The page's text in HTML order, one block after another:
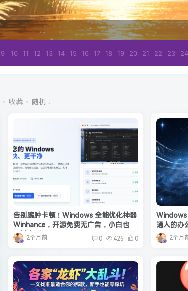
9 10 11 12 13 14 15 16 17 18 19 20 21 22 23 24
收藏 随机
告别臃肿卡顿！Windows 全能优化神器
Winhance，开源免费无广告，小白也能
一键上手✨
2个月前 0 425 0
Windows
通人的办
2个月